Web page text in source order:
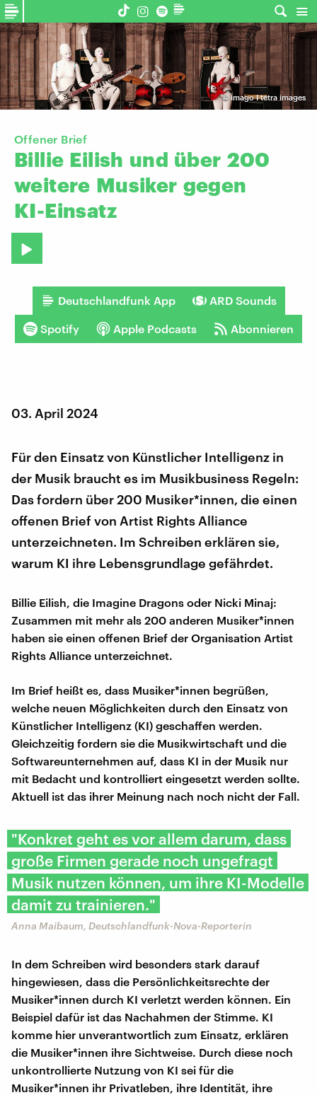
© imago I tetra images
Offener Brief
Billie Eilish und über 200
weitere Musiker gegen
KI-Einsatz
Deutschlandfunk App ARD Sounds
Spotify Apple Podcasts Abonnieren
03. April 2024
Für den Einsatz von Künstlicher Intelligenz in
der Musik braucht es im Musikbusiness Regeln:
Das fordern über 200 Musiker*innen, die einen
offenen Brief von Artist Rights Alliance
unterzeichneten. Im Schreiben erklären sie,
warum KI ihre Lebensgrundlage gefährdet.
Billie Eilish, die Imagine Dragons oder Nicki Minaj:
Zusammen mit mehr als 200 anderen Musiker*innen
haben sie einen offenen Brief der Organisation Artist
Rights Alliance unterzeichnet.
Im Brief heißt es, dass Musiker*innen begrüßen,
welche neuen Möglichkeiten durch den Einsatz von
Künstlicher Intelligenz (KI) geschaffen werden.
Gleichzeitig fordern sie die Musikwirtschaft und die
Softwareunternehmen auf, dass KI in der Musik nur
mit Bedacht und kontrolliert eingesetzt werden sollte.
Aktuell ist das ihrer Meinung nach noch nicht der Fall.
"Konkret geht es vor allem darum, dass
große Firmen gerade noch ungefragt
Musik nutzen können, um ihre KI-Modelle
damit zu trainieren."
Anna Maibaum, Deutschlandfunk-Nova-Reporterin
In dem Schreiben wird besonders stark darauf
hingewiesen, dass die Persönlichkeitsrechte der
Musiker*innen durch KI verletzt werden können. Ein
Beispiel dafür ist das Nachahmen der Stimme. KI
komme hier unverantwortlich zum Einsatz, erklären
die Musiker*innen ihre Sichtweise. Durch diese noch
unkontrollierte Nutzung von KI sei für die
Musiker*innen ihr Privatleben, ihre Identität, ihre